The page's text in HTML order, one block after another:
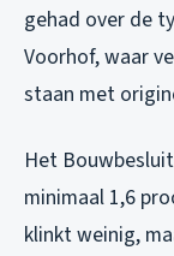
gehad over de
Voorhof, waar
staan met
Het
minimaal 1,6
klinkt weinig,